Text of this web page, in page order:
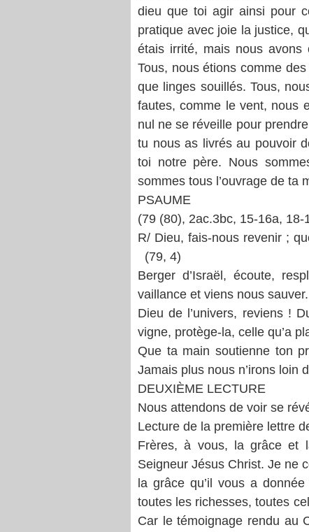
dieu que toi agir ainsi pour
pratique avec joie la justice,
étais irrité, mais nous avons
Tous, nous étions comme
que linges souillés. Tous,
fautes, comme le vent, nous
nul ne se réveille pour
tu nous as livrés au pouvoir
toi notre père. Nous
sommes tous l’ouvrage de ta
PSAUME
(79 (80), 2ac.3bc, 15-16a, 18-
R/ Dieu, fais-nous revenir ;
(79, 4)
Berger d’Israël, écoute,
vaillance et viens nous sauver.
Dieu de l’univers, reviens !
vigne, protège-la, celle qu’a
Que ta main soutienne ton
Jamais plus nous n’irons loin
DEUXIÈME LECTURE
Nous attendons de voir se
Lecture de la première lettre
Frères, à vous, la grâce et
Seigneur Jésus Christ. Je ne
la grâce qu’il vous a
toutes les richesses, toutes
Car le témoignage rendu au